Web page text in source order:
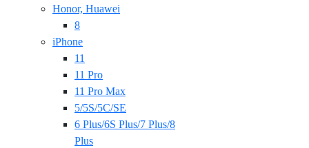
Honor, Huawei
8
iPhone
11
11 Pro
11 Pro Max
5/5S/5C/SE
6 Plus/6S Plus/7 Plus/8
Plus